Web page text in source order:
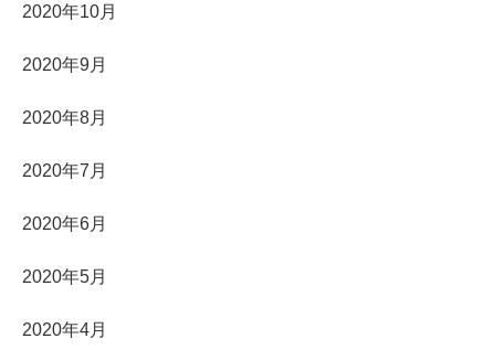
2020年10月
2020年9月
2020年8月
2020年7月
2020年6月
2020年5月
2020年4月